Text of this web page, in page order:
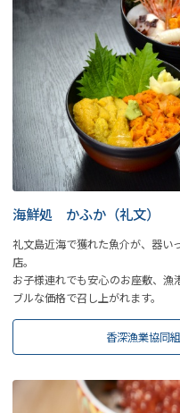
海鮮処 かふか（礼文）
礼文島近海で獲れた魚介が、器い
店。
お子様連れでも安心のお座敷、漁
ブルな価格で召し上がれます。
香深漁業協同